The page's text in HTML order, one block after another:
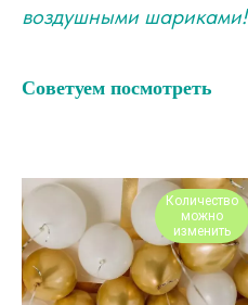
воздушными шариками!
Советуем посмотреть
Количество
можно
изменить